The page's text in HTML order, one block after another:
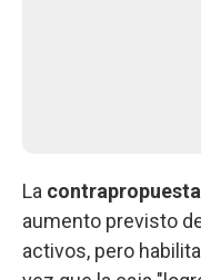
La
aumento previsto
activos, pero